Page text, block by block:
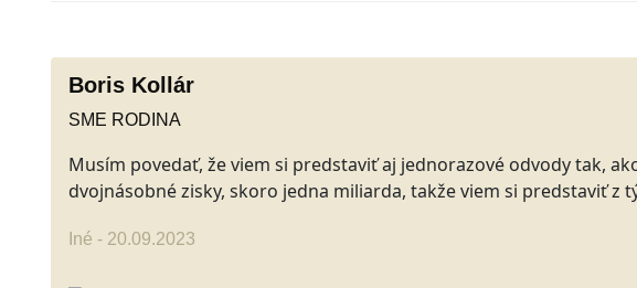
Boris Kollár
SME RODINA
Musím povedať, že viem si predstaviť aj jednorazové odvody tak,
dvojnásobné zisky, skoro jedna miliarda, takže viem si predstaviť z
Iné - 20.09.2023